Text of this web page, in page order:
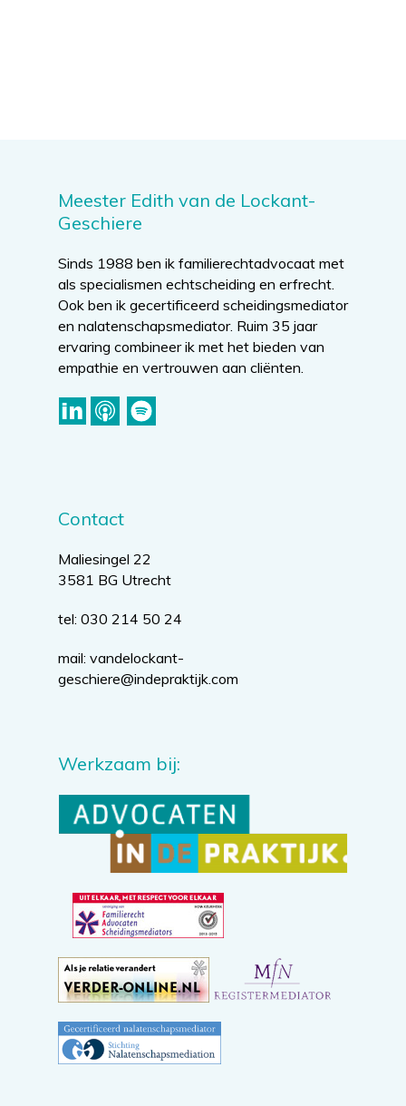
Meester Edith van de Lockant-
Geschiere
Sinds 1988 ben ik familierechtadvocaat met
als specialismen echtscheiding en erfrecht.
Ook ben ik gecertificeerd scheidingsmediator
en nalatenschapsmediator. Ruim 35 jaar
ervaring combineer ik met het bieden van
empathie en vertrouwen aan cliënten.
Contact
Maliesingel 22
3581 BG Utrecht
tel: 030 214 50 24
mail: vandelockant-
geschiere@indepraktijk.com
Werkzaam bij: